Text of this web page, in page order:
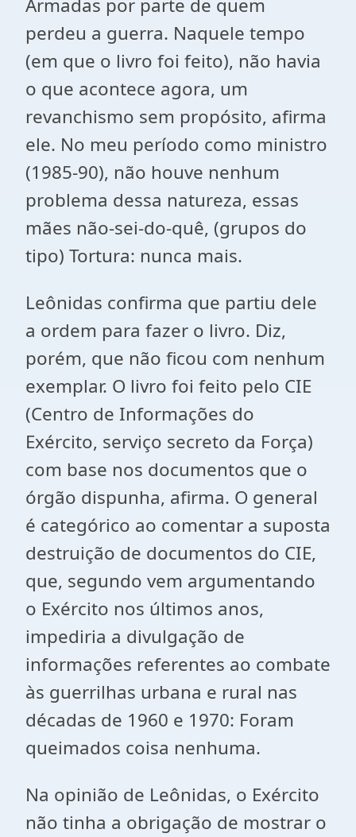
Armadas por parte de quem
perdeu a guerra. Naquele tempo
(em que o livro foi feito), não havia
o que acontece agora, um
revanchismo sem propósito, afirma
ele. No meu período como ministro
(1985-90), não houve nenhum
problema dessa natureza, essas
mães não-sei-do-quê, (grupos do
tipo) Tortura: nunca mais.
Leônidas confirma que partiu dele
a ordem para fazer o livro. Diz,
porém, que não ficou com nenhum
exemplar. O livro foi feito pelo CIE
(Centro de Informações do
Exército, serviço secreto da Força)
com base nos documentos que o
órgão dispunha, afirma. O general
é categórico ao comentar a suposta
destruição de documentos do CIE,
que, segundo vem argumentando
o Exército nos últimos anos,
impediria a divulgação de
informações referentes ao combate
às guerrilhas urbana e rural nas
décadas de 1960 e 1970: Foram
queimados coisa nenhuma.
Na opinião de Leônidas, o Exército
não tinha a obrigação de mostrar o